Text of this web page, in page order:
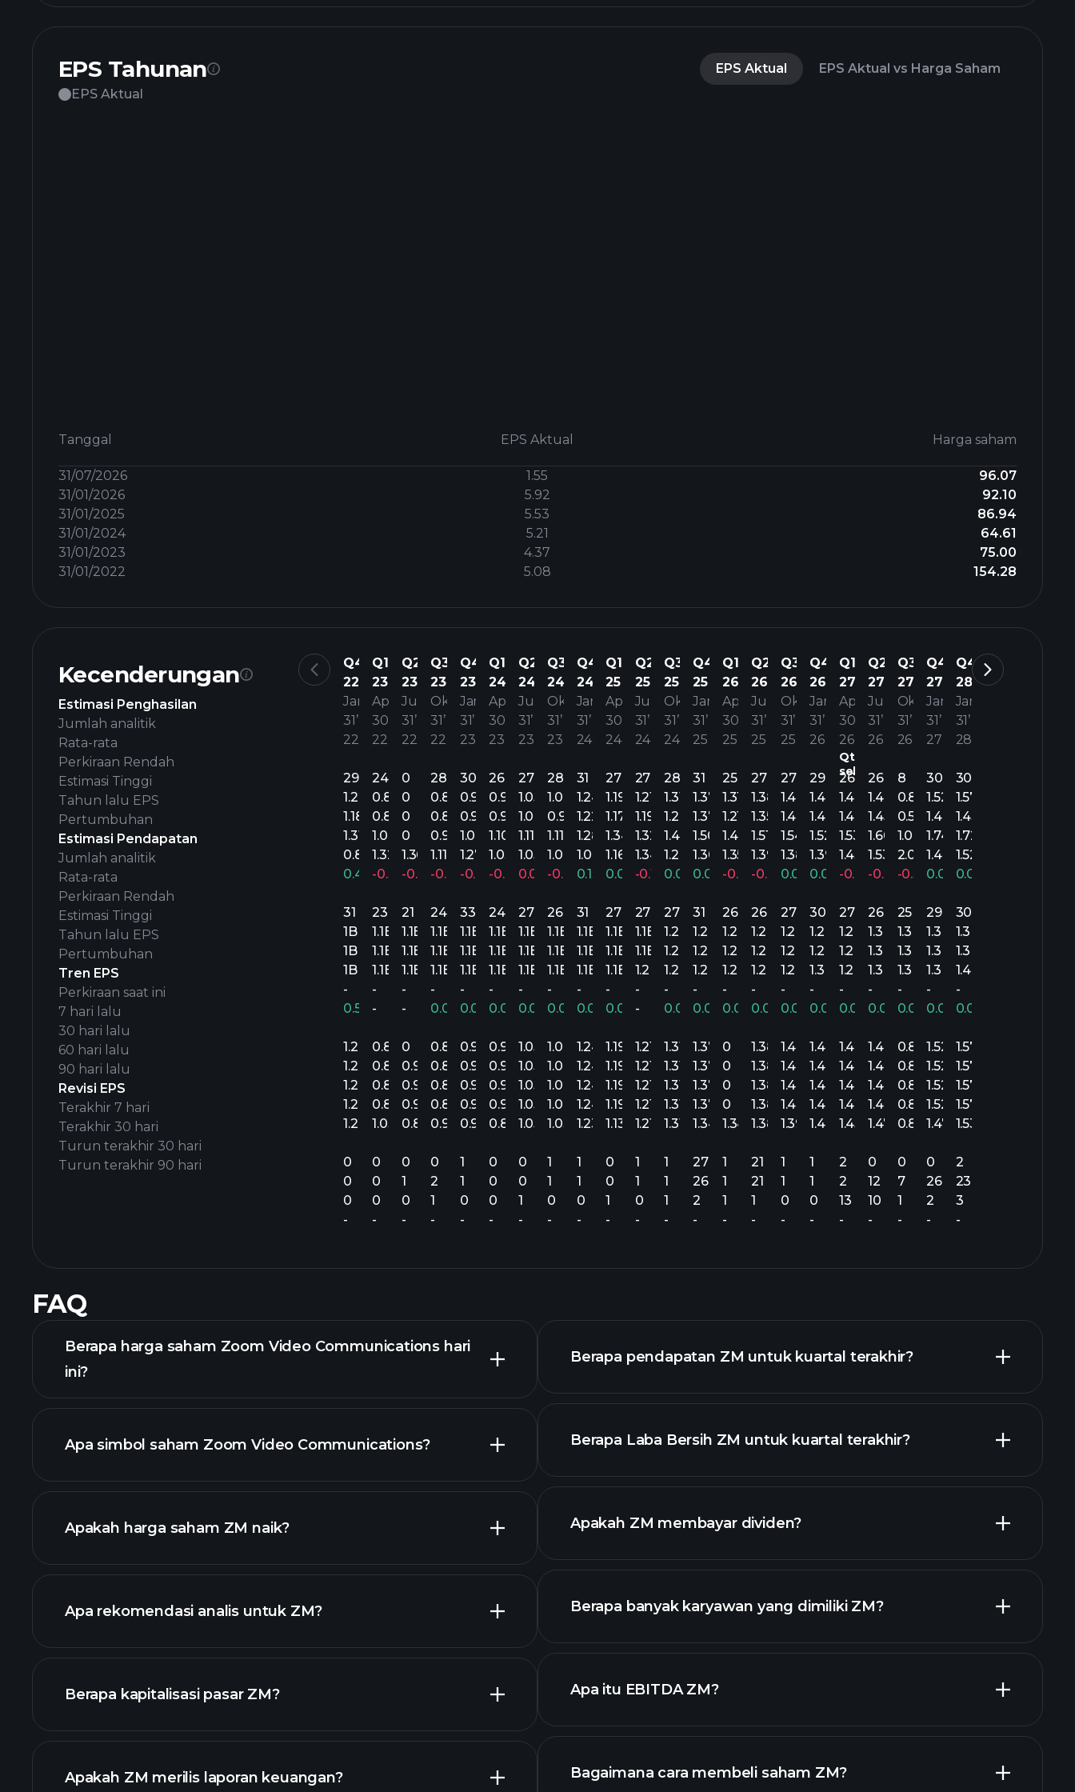
EPS Tahunan EPS Aktual
EPS Aktual vs Harga Saham
EPS Aktual
Tanggal EPS Aktual Harga saham
31/07/2026 1.55
96.07
31/01/2026
5.92
92.10
31/01/2025
5.53
86.94
31/01/2024
5.21
64.61
31/01/2023
4.37
75.00
31/01/2022
5.08 154.28
Kecenderungan
Estimasi Penghasilan
Jumlah analitik
Rata-rata
Perkiraan Rendah
Estimasi Tinggi
Tahun lalu EPS
Pertumbuhan
Estimasi Pendapatan
Jumlah analitik
Rata-rata
Perkiraan Rendah
Estimasi Tinggi
Tahun lalu EPS
Pertumbuhan
Tren EPS
Perkiraan saat ini
7 hari lalu
30 hari lalu
60 hari lalu
90 hari lalu
Revisi EPS
Terakhir 7 hari
Terakhir 30 hari
Turun terakhir 30 hari
Turun terakhir 90 hari
Q4
22
Jan
31’
22
29
1.22
1.18
1.31
0.83
0.46%
31
1B
1B
1B
-
0.54%
1.22
1.22
1.22
1.22
1.22
0
0
0
-
Q1
23
Apr
30’
22
24
0.87
0.85
1.08
1.32
-0.34%
23
1.1B
1.1B
1.1B
-
-
0.87
0.87
0.87
0.87
1.03
0
0
0
-
Q2
23
Jul
31’
22
0
0
0
0
1.36
-0.32%
21
1.1B
1.1B
1.1B
-
-
0
0.93
0.93
0.92
0.88
0
1
0
-
Q3
23
Okt
31’
22
28
0.84
0.80
0.93
1.11
-0.24%
24
1.1B
1.1B
1.1B
-
0.05%
0.84
0.84
0.84
0.84
0.90
0
2
1
-
Q4
23
Jan
31’
23
30
0.99
0.93
1.04
1.27
-0.22%
33
1.1B
1.1B
1.1B
-
0.07%
0.99
0.99
0.99
0.99
0.98
1
1
0
-
Q1
24
Apr
30’
23
26
0.99
0.96
1.10
1.03
-0.04%
24
1.1B
1.1B
1.1B
-
0.01%
0.99
0.99
0.99
0.99
0.86
0
0
0
-
Q2
24
Jul
31’
23
27
1.05
1.04
1.11
1.05
0.00%
27
1.1B
1.1B
1.1B
-
0.01%
1.05
1.05
1.05
1.05
1.05
0
0
1
-
Q3
24
Okt
31’
23
28
1.00
0.94
1.11
1.07
-0.06%
26
1.1B
1.1B
1.1B
-
0.02%
1.00
1.08
1.08
1.08
1.03
1
1
0
-
Q4
24
Jan
31’
24
31
1.24
1.22
1.28
1.09
0.13%
31
1.1B
1.1B
1.1B
-
0.03%
1.24
1.24
1.24
1.24
1.23
1
1
0
-
Q1
25
Apr
30’
24
27
1.19
1.17
1.34
1.16
0.03%
27
1.1B
1.1B
1.1B
-
0.02%
1.19
1.19
1.19
1.19
1.13
0
0
1
-
Q2
25
Jul
31’
24
27
1.21
1.19
1.32
1.34
-0.10%
27
1.1B
1.1B
1.2B
-
-
1.21
1.21
1.21
1.21
1.21
1
1
0
-
Q3
25
Okt
31’
24
28
1.31
1.26
1.40
1.29
0.01%
27
1.2B
1.2B
1.2B
-
0.02%
1.31
1.31
1.31
1.31
1.31
1
1
1
-
Q4
25
Jan
31’
25
31
1.37
1.37
1.50
1.30
0.05%
31
1.2B
1.2B
1.2B
-
0.03%
1.37
1.37
1.37
1.37
1.34
27
26
2
-
Q1
26
Apr
30’
25
25
1.31
1.21
1.40
1.35
-0.03%
26
1.2B
1.2B
1.2B
-
0.02%
0
0
0
0
1.34
1
1
1
-
Q2
26
Jul
31’
25
27
1.38
1.35
1.51
1.39
-0.01%
26
1.2B
1.2B
1.2B
-
0.03%
1.38
1.38
1.38
1.38
1.38
21
21
1
-
Q3
26
Okt
31’
25
27
1.44
1.40
1.54
1.38
0.04%
27
1.2B
1.2B
1.2B
-
0.03%
1.44
1.44
1.44
1.44
1.39
1
1
0
-
Q4
26
Jan
31’
26
29
1.49
1.49
1.52
1.39
0.08%
30
1.2B
1.2B
1.3B
-
0.04%
1.49
1.49
1.49
1.49
1.49
1
1
0
-
Q1
27
Apr
30’
26
Qtr
sebelumnya.
26
1.42
1.40
1.53
1.43
-0.01%
27
1.2B
1.2B
1.2B
-
0.04%
1.42
1.42
1.42
1.42
1.45
2
2
13
-
Q2
27
Jul
31’
26
26
1.48
1.45
1.60
1.53
-0.04%
26
1.3B
1.3B
1.3B
-
0.04%
1.48
1.48
1.48
1.48
1.47
0
12
10
-
Q3
27
Okt
31’
26
8
0.88
0.57
1.07
2.01
-0.56%
25
1.3B
1.3B
1.3B
-
0.04%
0.88
0.88
0.88
0.87
0.87
0
7
1
-
Q4
27
Jan
31’
27
30
1.52
1.49
1.74
1.48
0.03%
29
1.3B
1.3B
1.3B
-
0.05%
1.52
1.52
1.52
1.52
1.47
0
26
2
-
Q4
28
Jan
31’
28
30
1.57
1.43
1.72
1.52
0.04%
30
1.3B
1.3B
1.4B
-
0.04%
1.57
1.57
1.57
1.57
1.53
2
23
3
-
FAQ
Berapa harga saham Zoom Video Communications hari
ini?
chart lanjutan
Apa simbol saham Zoom Video Communications?
Apakah harga saham ZM naik?
ZM chart.
Apa rekomendasi analis untuk ZM?
Berapa kapitalisasi pasar ZM?
daftar saham kami
Apakah ZM merilis laporan keuangan?
Berapa pendapatan ZM untuk kuartal terakhir?
Berapa Laba Bersih ZM untuk kuartal terakhir?
laporan
Apakah ZM membayar dividen?
Berapa banyak karyawan yang dimiliki ZM?
Apa itu EBITDA ZM?
Bagaimana cara membeli saham ZM?